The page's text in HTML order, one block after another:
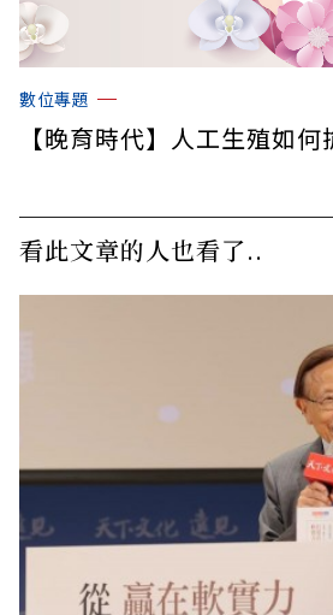
數位專題
【晚育時代】人工生殖如
看此文章的人也看了..